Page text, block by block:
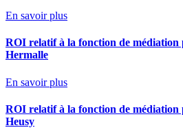
En savoir plus
ROI relatif à la fonction de médiation
Hermalle
En savoir plus
ROI relatif à la fonction de médiation
Heusy